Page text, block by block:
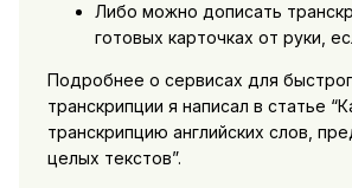
Либо можно дописать
готовых карточках от руки,
Подробнее о сервисах для
транскрипции я написал в статье
транскрипцию английских слов,
целых текстов”.